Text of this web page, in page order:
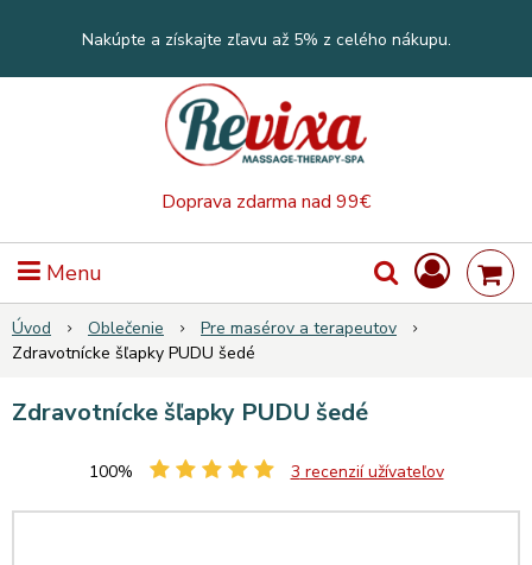
Doprava zdarma nad 99€
Nakúpte a získajte zľavu až 5% z celého nákupu.
Menu
Úvod Oblečenie
Pre masérov a terapeutov
Zdravotnícke šľapky PUDU šedé
Zdravotnícke šľapky PUDU šedé
100% 3 recenzií užívateľov